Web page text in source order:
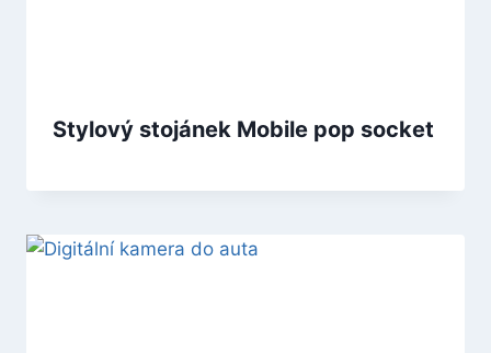
Stylový stojánek Mobile pop socket